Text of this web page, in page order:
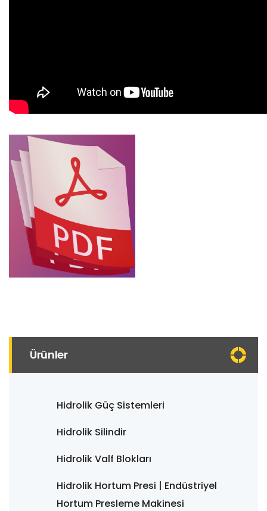
Ürünler
Hidrolik Güç Sistemleri
Hidrolik Silindir
Hidrolik Valf Blokları
Hidrolik Hortum Presi | Endüstriyel
Hortum Presleme Makinesi